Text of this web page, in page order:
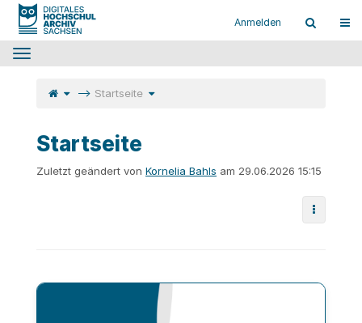
Startseite
Anmelden
Das
horizontale
Schalte
den
übergeordneten
Startseite Schalte
den
Startseite
Zuletzt geändert von Kornelia Bahls am 29.06.2026 15:15
Weitere